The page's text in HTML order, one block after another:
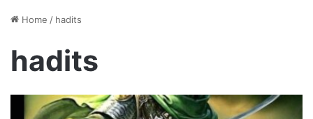
Home / hadits
hadits